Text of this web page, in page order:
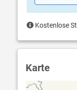
Kostenlose
Karte